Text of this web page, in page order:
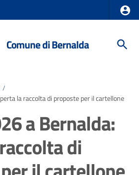
Comune di Bernalda
/
la raccolta di proposte per il cartellone
a Bernalda:
di